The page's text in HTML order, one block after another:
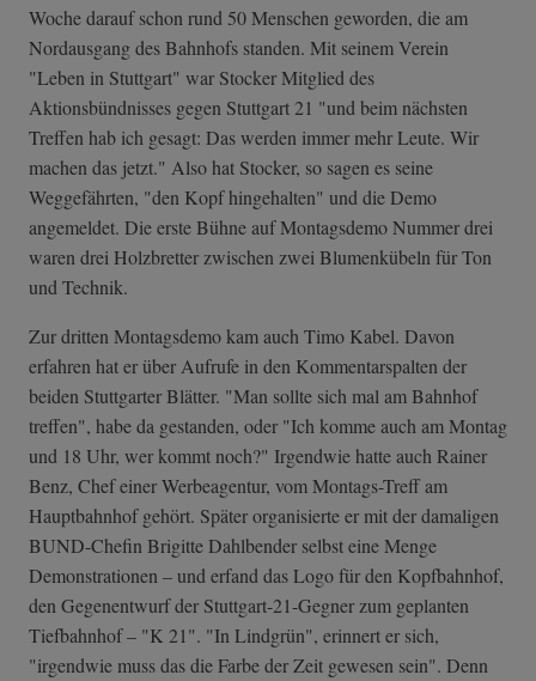
Woche darauf schon rund 50 Menschen geworden, die am
Nordausgang des Bahnhofs standen. Mit seinem Verein
"Leben in Stuttgart" war Stocker Mitglied des
Aktionsbündnisses gegen Stuttgart 21 "und beim nächsten
Treffen hab ich gesagt: Das werden immer mehr Leute. Wir
machen das jetzt." Also hat Stocker, so sagen es seine
Weggefährten, "den Kopf hingehalten" und die Demo
angemeldet. Die erste Bühne auf Montagsdemo Nummer drei
waren drei Holzbretter zwischen zwei Blumenkübeln für Ton
und Technik.
Zur dritten Montagsdemo kam auch Timo Kabel. Davon
erfahren hat er über Aufrufe in den Kommentarspalten der
beiden Stuttgarter Blätter. "Man sollte sich mal am Bahnhof
treffen", habe da gestanden, oder "Ich komme auch am Montag
und 18 Uhr, wer kommt noch?" Irgendwie hatte auch Rainer
Benz, Chef einer Werbeagentur, vom Montags-Treff am
Hauptbahnhof gehört. Später organisierte er mit der damaligen
BUND-Chefin Brigitte Dahlbender selbst eine Menge
Demonstrationen – und erfand das Logo für den Kopfbahnhof,
den Gegenentwurf der Stuttgart-21-Gegner zum geplanten
Tiefbahnhof – "K 21". "In Lindgrün", erinnert er sich,
"irgendwie muss das die Farbe der Zeit gewesen sein". Denn